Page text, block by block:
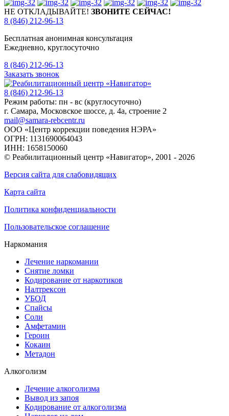
НЕ ОТКЛАДЫВАЙТЕ! ЗВОНИТЕ СЕЙЧАС!
8 (846) 212-96-13
Бесплатная анонимная консультация
Ежедневно, круглосуточно
8 (846) 212-96-13
Заказать звонок
8 (846) 212-96-13
Режим работы: пн - вс (круглосуточно)
г. Самара, Московское шоссе, д. 4а, строение 2
mail@samara-rebcentr.ru
ООО «Центр коррекции поведения НЭРА»
ОГРН: 1131690064043
ИНН: 1658150060
© Реабилитационный центр «Навигатор», 2001 - 2026
Версия сайта для слабовидящих
Карта сайта
Политика конфиденциальности
Пользовательское соглашение
Наркомания
Лечение наркомании
Снятие ломки
Кодирование от наркотиков
Налтрексон
УБОД
Спайсы
Соли
Амфетамин
Героин
Кокаин
Метадон
Алкоголизм
Лечение алкоголизма
Вывод из запоя
Кодирование от алкоголизма